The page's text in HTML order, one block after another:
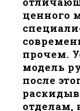
ценного
прочем.
модель
после
отделам,